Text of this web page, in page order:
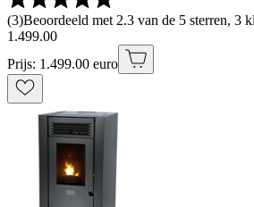
(3)Beoordeeld met 2.3 van de 5 sterren, 3
1 .499.00
Prijs: 1.499.00 euro